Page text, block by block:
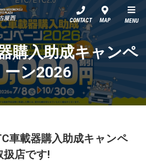
YSP名古屋西
CONTACT MAP MENU
購入助成キャンペ
ーン2026
車載器購入助成キャンペ
扱店です!